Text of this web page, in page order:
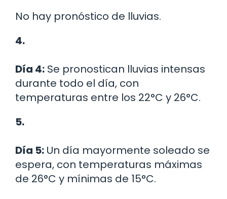
No hay pronóstico de lluvias.
4.
Día 4: Se pronostican lluvias intensas
durante todo el día, con
temperaturas entre los 22°C y 26°C.
5.
Día 5: Un día mayormente soleado se
espera, con temperaturas máximas
de 26°C y mínimas de 15°C.